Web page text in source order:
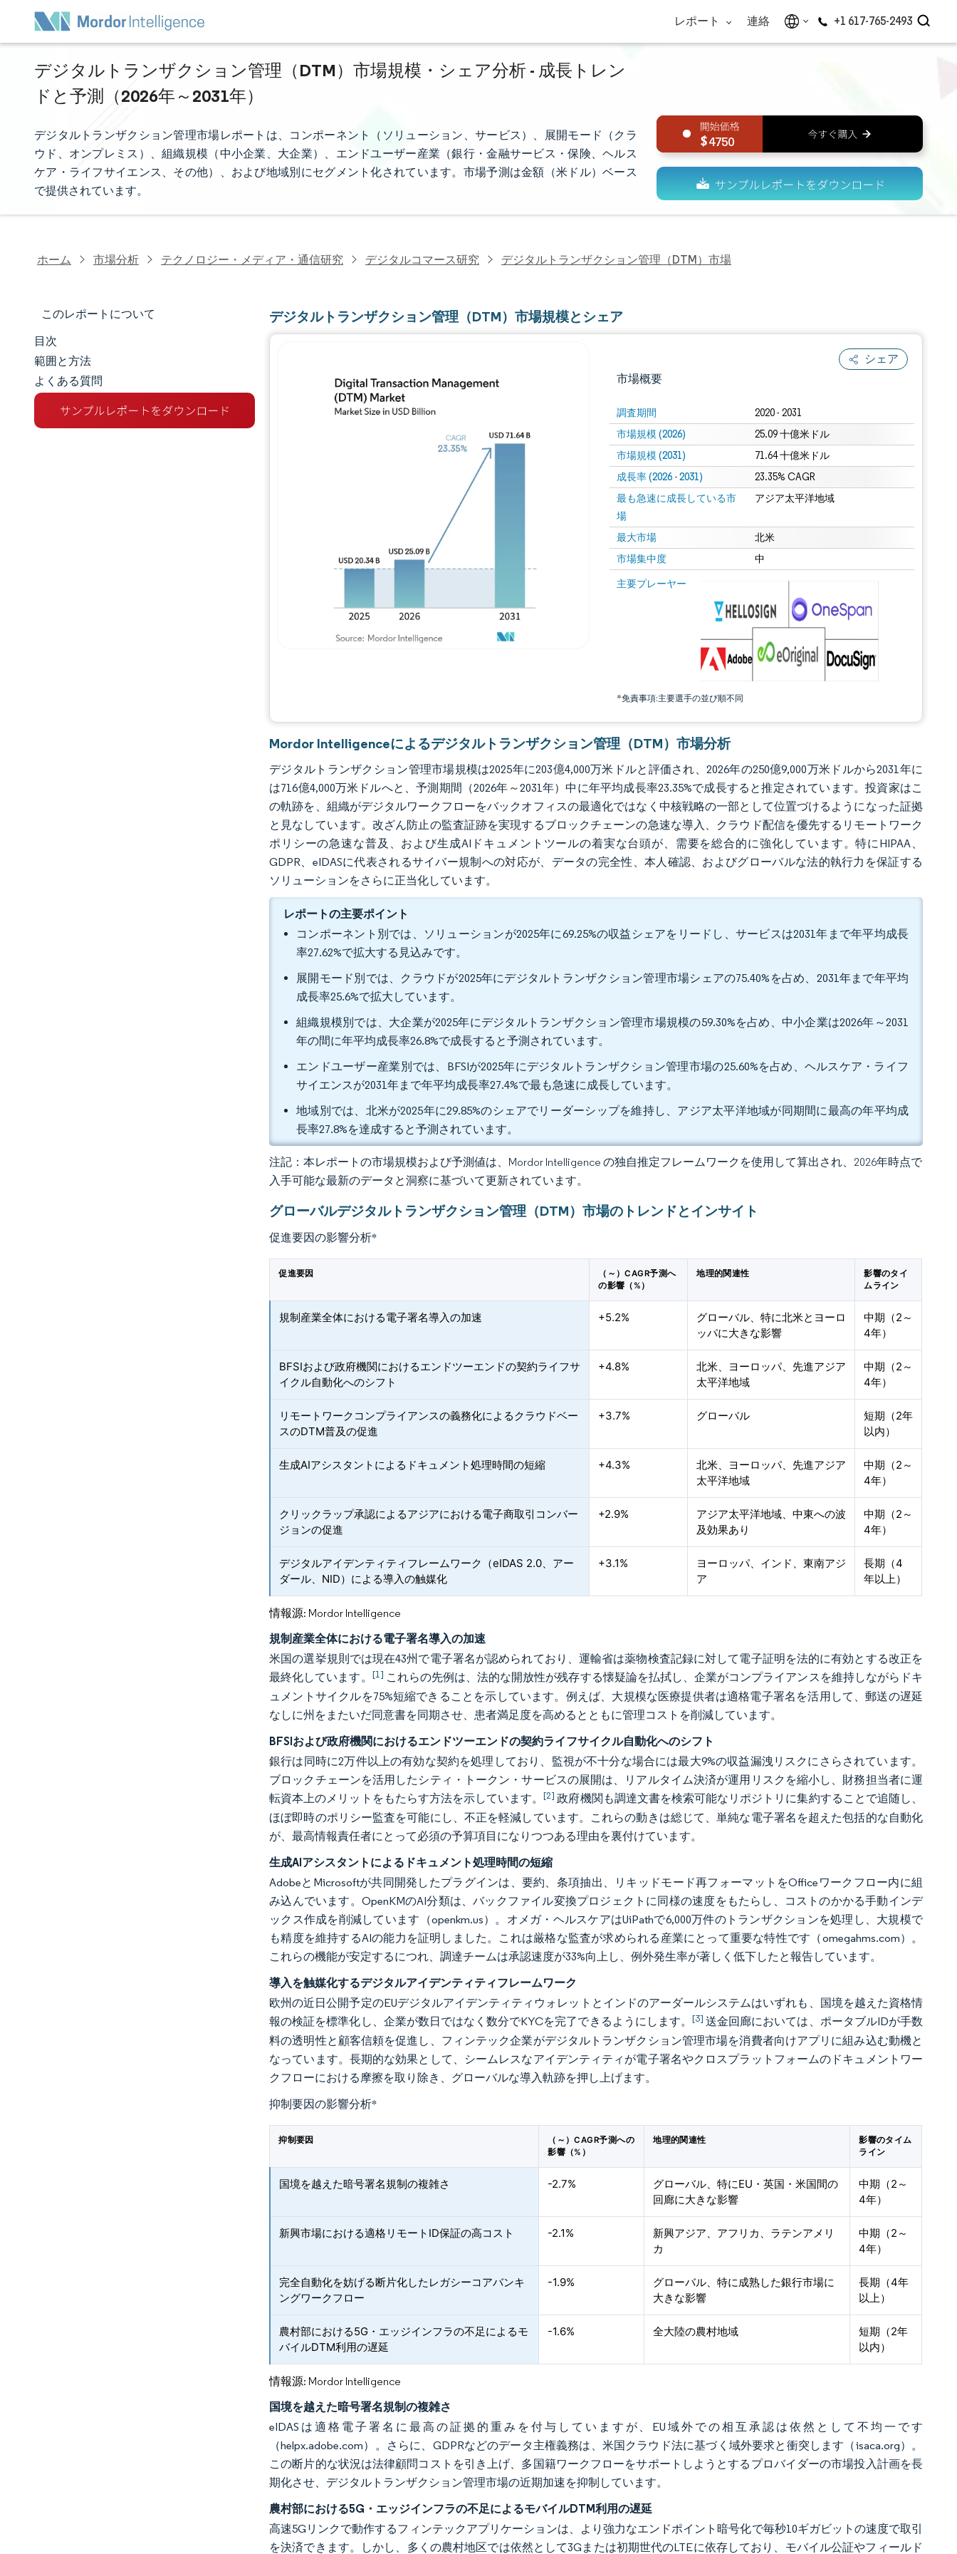
レポート 連絡 +1 617-765-2493
デジタルトランザクション管理（DTM）市場規模・シェア分析 - 成長トレン
ドと予測（2026年～2031年）
デジタルトランザクション管理市場レポートは、コンポーネント（ソリューション、サービス）、展開モード（クラ
ウド、オンプレミス）、組織規模（中小企業、大企業）、エンドユーザー産業（銀行・金融サービス・保険、ヘルス
ケア・ライフサイエンス、その他）、および地域別にセグメント化されています。市場予測は金額（米ドル）ベース
で提供されています。
4750
ホーム 市場分析 テクノロジー・メディア・通信研究 デジタルコマース研究 デジタルトランザクション管理（DTM）市場
このレポートについて
市場規模とシェア
市場分析
トレンドとインサイト
目次
範囲と方法
よくある質問
デジタルトランザクション管理（DTM）市場規模とシェア
シェア
市場概要
調査期間 2020 - 2031
市場規模 (2026) 25.09 十億米ドル
市場規模 (2031) 71.64 十億米ドル
成長率 (2026 - 2031) 23.35% CAGR
最も急速に成長している市
場
アジア太平洋地域
最大市場 北米
市場集中度 中
主要プレーヤー
*免責事項:主要選手の並び順不同
画像 © Mordor Intelligence。再利用にはCC BY 4.0の表示が必要です。
画像 © Mordor Intelligence。再利用にはCC BY 4.0の表示が必要です。
Mordor Intelligenceによるデジタルトランザクション管理（DTM）市場分析
デジタルトランザクション管理市場規模は2025年に203億4,000万米ドルと評価され、2026年の250億9,000万米ドルから2031年に
は716億4,000万米ドルへと、予測期間（2026年～2031年）中に年平均成長率23.35%で成長すると推定されています。投資家はこ
の軌跡を、組織がデジタルワークフローをバックオフィスの最適化ではなく中核戦略の一部として位置づけるようになった証拠
と見なしています。改ざん防止の監査証跡を実現するブロックチェーンの急速な導入、クラウド配信を優先するリモートワーク
ポリシーの急速な普及、および生成AIドキュメントツールの着実な台頭が、需要を総合的に強化しています。特にHIPAA、
GDPR、eIDASに代表されるサイバー規制への対応が、データの完全性、本人確認、およびグローバルな法的執行力を保証する
ソリューションをさらに正当化しています。
レポートの主要ポイント
コンポーネント別では、ソリューションが2025年に69.25%の収益シェアをリードし、サービスは2031年まで年平均成長
率27.62%で拡大する見込みです。
展開モード別では、クラウドが2025年にデジタルトランザクション管理市場シェアの75.40%を占め、2031年まで年平均
成長率25.6%で拡大しています。
組織規模別では、大企業が2025年にデジタルトランザクション管理市場規模の59.30%を占め、中小企業は2026年～2031
年の間に年平均成長率26.8%で成長すると予測されています。
エンドユーザー産業別では、BFSIが2025年にデジタルトランザクション管理市場の25.60%を占め、ヘルスケア・ライフ
サイエンスが2031年まで年平均成長率27.4%で最も急速に成長しています。
地域別では、北米が2025年に29.85%のシェアでリーダーシップを維持し、アジア太平洋地域が同期間に最高の年平均成
長率27.8%を達成すると予測されています。
注記：本レポートの市場規模および予測値は、Mordor Intelligence の独自推定フレームワークを使用して算出され、2026年時点で
入手可能な最新のデータと洞察に基づいて更新されています。
グローバルデジタルトランザクション管理（DTM）市場のトレンドとインサイト
促進要因の影響分析*
促進要因
（～）CAGR予測へ
の影響（%）
地理的関連性
影響のタイ
ムライン
規制産業全体における電子署名導入の加速 +5.2%
グローバル、特に北米とヨーロ
ッパに大きな影響
中期（2～
4年）
BFSIおよび政府機関におけるエンドツーエンドの契約ライフサ
イクル自動化へのシフト
+4.8%
北米、ヨーロッパ、先進アジア
太平洋地域
中期（2～
4年）
リモートワークコンプライアンスの義務化によるクラウドベー
スのDTM普及の促進
+3.7% グローバル
短期（2年
以内）
生成AIアシスタントによるドキュメント処理時間の短縮 +4.3%
北米、ヨーロッパ、先進アジア
太平洋地域
中期（2～
4年）
クリックラップ承認によるアジアにおける電子商取引コンバー
ジョンの促進
+2.9%
アジア太平洋地域、中東への波
及効果あり
中期（2～
4年）
デジタルアイデンティティフレームワーク（eIDAS 2.0、アー
ダール、NID）による導入の触媒化
+3.1%
ヨーロッパ、インド、東南アジ
ア
長期（4
年以上）
情報源: Mordor Intelligence
規制産業全体における電子署名導入の加速
米国の選挙規則では現在43州で電子署名が認められており、運輸省は薬物検査記録に対して電子証明を法的に有効とする改正を
最終化しています。 [1] これらの先例は、法的な開放性が残存する懐疑論を払拭し、企業がコンプライアンスを維持しながらドキ
ュメントサイクルを75%短縮できることを示しています。例えば、大規模な医療提供者は適格電子署名を活用して、郵送の遅延
なしに州をまたいだ同意書を同期させ、患者満足度を高めるとともに管理コストを削減しています。
BFSIおよび政府機関におけるエンドツーエンドの契約ライフサイクル自動化へのシフト
銀行は同時に2万件以上の有効な契約を処理しており、監視が不十分な場合には最大9%の収益漏洩リスクにさらされています。
ブロックチェーンを活用したシティ・トークン・サービスの展開は、リアルタイム決済が運用リスクを縮小し、財務担当者に運
転資本上のメリットをもたらす方法を示しています。[2] 政府機関も調達文書を検索可能なリポジトリに集約することで追随し、
ほぼ即時のポリシー監査を可能にし、不正を軽減しています。これらの動きは総じて、単純な電子署名を超えた包括的な自動化
が、最高情報責任者にとって必須の予算項目になりつつある理由を裏付けています。
生成AIアシスタントによるドキュメント処理時間の短縮
AdobeとMicrosoftが共同開発したプラグインは、要約、条項抽出、リキッドモード再フォーマットをOfficeワークフロー内に組
み込んでいます。OpenKMのAI分類は、バックファイル変換プロジェクトに同様の速度をもたらし、コストのかかる手動インデ
ックス作成を削減しています（openkm.us）。オメガ・ヘルスケアはUiPathで6,000万件のトランザクションを処理し、大規模で
も精度を維持するAIの能力を証明しました。これは厳格な監査が求められる産業にとって重要な特性です（omegahms.com）。
これらの機能が安定するにつれ、調達チームは承認速度が33%向上し、例外発生率が著しく低下したと報告しています。
導入を触媒化するデジタルアイデンティティフレームワーク
欧州の近日公開予定のEUデジタルアイデンティティウォレットとインドのアーダールシステムはいずれも、国境を越えた資格情
報の検証を標準化し、企業が数日ではなく数分でKYCを完了できるようにします。[3] 送金回廊においては、ポータブルIDが手数
料の透明性と顧客信頼を促進し、フィンテック企業がデジタルトランザクション管理市場を消費者向けアプリに組み込む動機と
なっています。長期的な効果として、シームレスなアイデンティティが電子署名やクロスプラットフォームのドキュメントワー
クフローにおける摩擦を取り除き、グローバルな導入軌跡を押し上げます。
抑制要因の影響分析*
抑制要因
（～）CAGR予測への
影響（%）
地理的関連性
影響のタイム
ライン
国境を越えた暗号署名規制の複雑さ -2.7%
グローバル、特にEU・英国・米国間の
回廊に大きな影響
中期（2～
4年）
新興市場における適格リモートID保証の高コスト -2.1%
新興アジア、アフリカ、ラテンアメリ
カ
中期（2～
4年）
完全自動化を妨げる断片化したレガシーコアバンキ
ングワークフロー
-1.9%
グローバル、特に成熟した銀行市場に
大きな影響
長期（4年
以上）
農村部における5G・エッジインフラの不足によるモ
バイルDTM利用の遅延
-1.6% 全大陸の農村地域
短期（2年
以内）
情報源: Mordor Intelligence
国境を越えた暗号署名規制の複雑さ
eIDASは適格電子署名に最高の証拠的重みを付与していますが、EU域外での相互承認は依然として不均一です
（helpx.adobe.com）。さらに、GDPRなどのデータ主権義務は、米国クラウド法に基づく域外要求と衝突します（isaca.org）。
この断片的な状況は法律顧問コストを引き上げ、多国籍ワークフローをサポートしようとするプロバイダーの市場投入計画を長
期化させ、デジタルトランザクション管理市場の近期加速を抑制しています。
農村部における5G・エッジインフラの不足によるモバイルDTM利用の遅延
高速5Gリンクで動作するフィンテックアプリケーションは、より強力なエンドポイント暗号化で毎秒10ギガビットの速度で取引
を決済できます。しかし、多くの農村地区では依然として3Gまたは初期世代のLTEに依存しており、モバイル公証やフィールド